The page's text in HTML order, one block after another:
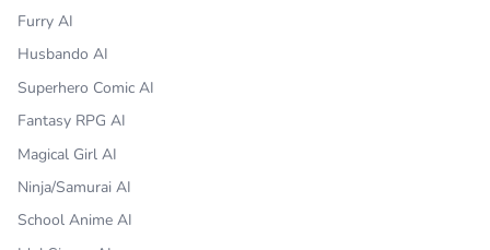
Furry AI
Husbando AI
Superhero Comic AI
Fantasy RPG AI
Magical Girl AI
Ninja/Samurai AI
School Anime AI